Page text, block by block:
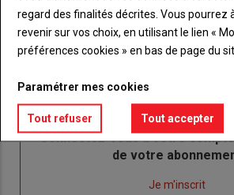
titre
TITRE IDENTIFIEZ-VOUS
Body
Connectez-vous à votre
de votre
Je m'inscrit
regard des finalités décrites. Vous pourrez
revenir sur vos choix, en utilisant le lien «
préférences cookies » en bas de page du
Paramétrer mes cookies
Tout refuser Tout accepter